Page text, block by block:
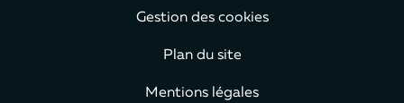
Gestion des cookies
Plan du site
Mentions légales